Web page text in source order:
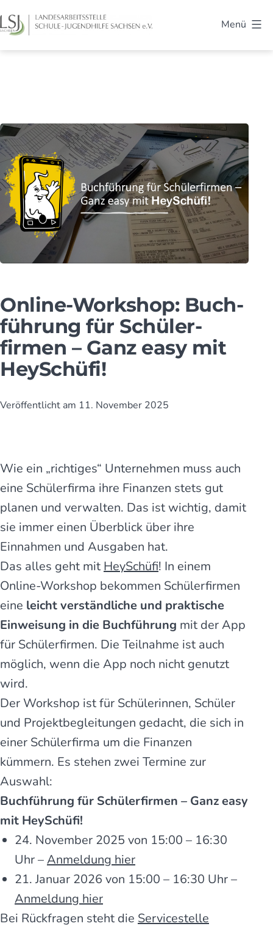
Inhalt
springen
Menü
Online-Workshop: Buch­
füh­rung für Schüler­
firmen – Ganz easy mit
HeySchüfi!
Veröffentlicht am 11. November 2025
Wie ein „richtiges“ Unternehmen muss auch
eine Schülerfirma ihre Finanzen stets gut
planen und verwalten. Das ist wichtig, damit
sie immer einen Überblick über ihre
Einnahmen und Ausgaben hat.
Das alles geht mit HeySchüfi! In einem
Online-Workshop bekommen Schülerfirmen
eine leicht verständliche und praktische
Einweisung in die Buchführung mit der App
für Schülerfirmen. Die Teilnahme ist auch
möglich, wenn die App noch nicht genutzt
wird.
Der Workshop ist für Schülerinnen, Schüler
und Projektbegleitungen gedacht, die sich in
einer Schülerfirma um die Finanzen
kümmern. Es stehen zwei Termine zur
Auswahl:
Buchführung für Schülerfirmen – Ganz easy
mit HeySchüfi!
24. November 2025 von 15:00 – 16:30
Uhr –Anmeldung hier
21. Januar 2026 von 15:00 – 16:30 Uhr –
Anmeldung hier
Bei Rückfragen steht die Servicestelle